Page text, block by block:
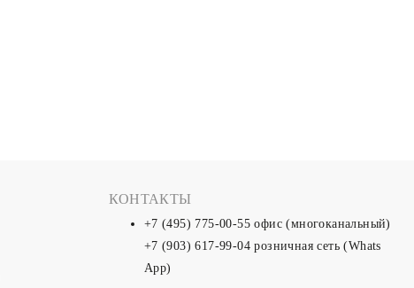
КОНТАКТЫ
+7 (495) 775-00-55 офис (многоканальный)
+7 (903) 617-99-04 розничная сеть (Whats
App)